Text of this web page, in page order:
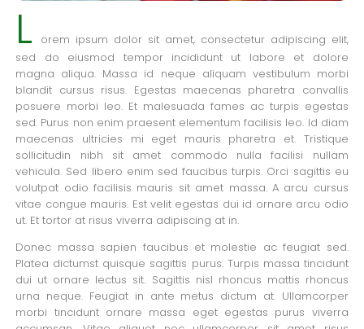
L
orem ipsum dolor sit amet, consectetur adipiscing elit,
sed do eiusmod tempor incididunt ut labore et dolore
magna aliqua. Massa id neque aliquam vestibulum morbi
blandit cursus risus. Egestas maecenas pharetra convallis
posuere morbi leo. Et malesuada fames ac turpis egestas
sed. Purus non enim praesent elementum facilisis leo. Id diam
maecenas ultricies mi eget mauris pharetra et. Tristique
sollicitudin nibh sit amet commodo nulla facilisi nullam
vehicula. Sed libero enim sed faucibus turpis. Orci sagittis eu
volutpat odio facilisis mauris sit amet massa. A arcu cursus
vitae congue mauris. Est velit egestas dui id ornare arcu odio
ut. Et tortor at risus viverra adipiscing at in.
Donec massa sapien faucibus et molestie ac feugiat sed.
Platea dictumst quisque sagittis purus. Turpis massa tincidunt
dui ut ornare lectus sit. Sagittis nisl rhoncus mattis rhoncus
urna neque. Feugiat in ante metus dictum at. Ullamcorper
morbi tincidunt ornare massa eget egestas purus viverra